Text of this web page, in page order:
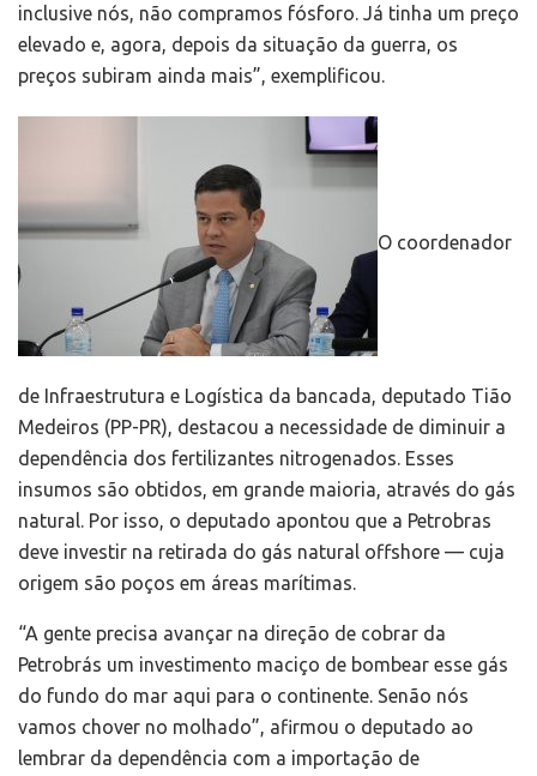
inclusive nós, não compramos fósforo. Já tinha um preço
elevado e, agora, depois da situação da guerra, os
preços subiram ainda mais”, exemplificou.
O coordenador
de Infraestrutura e Logística da bancada, deputado Tião
Medeiros (PP-PR), destacou a necessidade de diminuir a
dependência dos fertilizantes nitrogenados. Esses
insumos são obtidos, em grande maioria, através do gás
natural. Por isso, o deputado apontou que a Petrobras
deve investir na retirada do gás natural offshore — cuja
origem são poços em áreas marítimas.
“A gente precisa avançar na direção de cobrar da
Petrobrás um investimento maciço de bombear esse gás
do fundo do mar aqui para o continente. Senão nós
vamos chover no molhado”, afirmou o deputado ao
lembrar da dependência com a importação de